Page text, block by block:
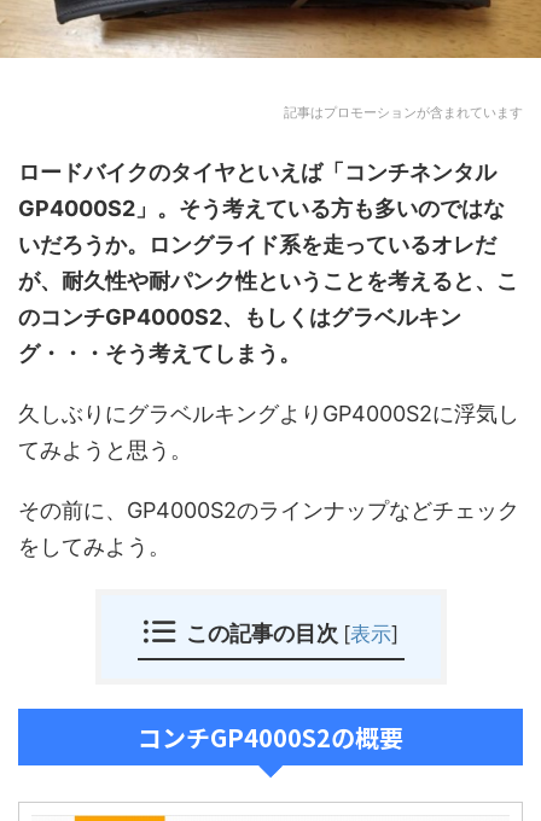
記事はプロモーションが含まれています
ロードバイクのタイヤといえば「 コンチネンタル
GP4000S2 」。そう考えている方も多いのではな
いだろうか。ロングライド系を走っているオレだ
が、耐久性や耐パンク性ということを考えると、こ
のコンチGP4000S2、もしくはグラベルキン
グ・・・そう考えてしまう。
久しぶりにグラベルキングよりGP4000S2に浮気し
てみようと思う。
その前に、GP4000S2のラインナップなどチェック
をしてみよう。
この記事の目次 [表示]
コンチGP4000S2の概要